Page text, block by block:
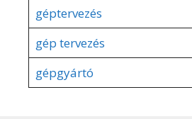
géptervezés
gép tervezés
gépgyártó